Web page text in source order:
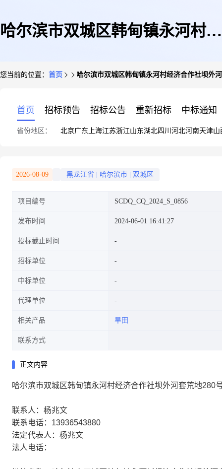
哈尔滨市双城区韩甸镇永河村经
您当前的位置： 首页 哈尔滨市双城区韩甸镇永河村经济合作社坝外
首页 招标预告 招标公告 重新招标 中标通知
省份地区： 北京广东 上海江苏浙江山东湖北四川 河北河南天津山
2026-08-09 黑龙江省 哈尔滨市 双城区
项目编号 SCDQ_CQ_2024_S_0856
发布时间 2024-06-01 16:41:27
投标截止时间
招标单位
中标单位
代理单位
相关产品 旱田
联系方式
正文内容
哈尔滨市双城区韩甸镇永河村经济合作社坝外河套荒地280
联系人：杨兆文
联系电话：13936543880
法定代表人：杨兆文
法人电话：